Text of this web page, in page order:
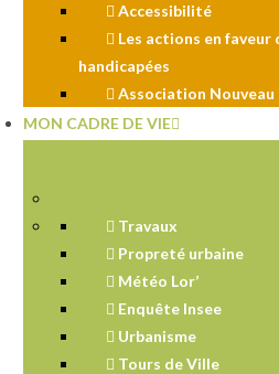
Accessibilité
Les actions en faveur
handicapées
Association Nouveau
MON CADRE DE VIE
Travaux
Propreté urbaine
Météo Lor’
Enquête Insee
Urbanisme
Tours de Ville